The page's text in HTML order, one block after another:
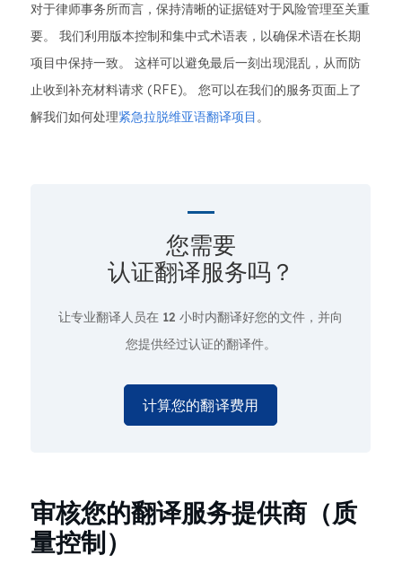
对于律师事务所而言，保持清晰的证据链对于风险管理至关重
要。 我们利用版本控制和集中式术语表，以确保术语在长期
项目中保持一致。 这样可以避免最后一刻出现混乱，从而防
止收到补充材料请求 (RFE)。 您可以在我们的服务页面上了
解我们如何处理紧急拉脱维亚语翻译项目。
您需要
认证翻译服务吗？
让专业翻译人员在 12 小时内翻译好您的文件，并向
您提供经过认证的翻译件。
计算您的翻译费用
审核您的翻译服务提供商（质
量控制）